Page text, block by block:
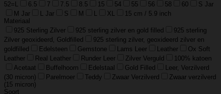
52=L
6.5 7 7.5 8.5 15 54 55 56 58 60
S Jar
M Jar
L Jar S M L XL
15 cm / 5.9 inch
Materiaal
925 Sterling Zilver
925 sterling zilver en gold filled
925 sterling
Zilver geoxideerd, Goldfilled
925 sterling zilver, geoxideerd zilver en
goldfilled
Edelsteen Gemstone Lams Leer Leather
Ox Soft
Leather
Real Leather Runder Leer Zilver Verguld
100% katoen
Acetaat
Buffelhoorn Edelstaal Gold Filled
Leer, Verzilverd
(30 micron)
Parelmoer Teddy Zwaar Verzilverd
Zwaar verzilverd
(15 micron)
Soort